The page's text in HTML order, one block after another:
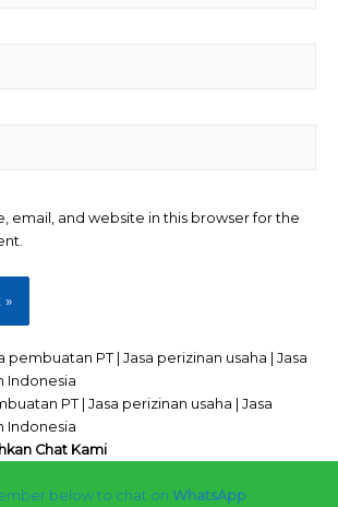
email, and website in this browser for the
pembuatan PT | Jasa perizinan usaha | Jasa
Indonesia
PT | Jasa perizinan usaha | Jasa
Indonesia
Chat Kami
below to chat on WhatsApp